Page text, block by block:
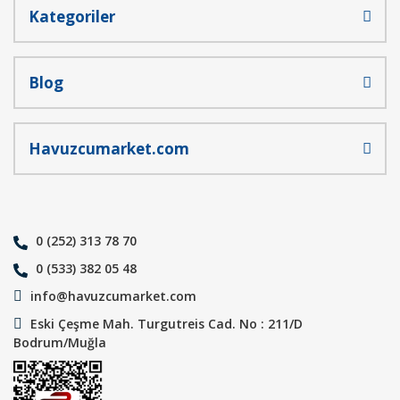
Kategoriler
Blog
Havuzcumarket.com
0 (252) 313 78 70
0 (533) 382 05 48
info@havuzcumarket.com
Eski Çeşme Mah. Turgutreis Cad. No : 211/D
Bodrum/Muğla